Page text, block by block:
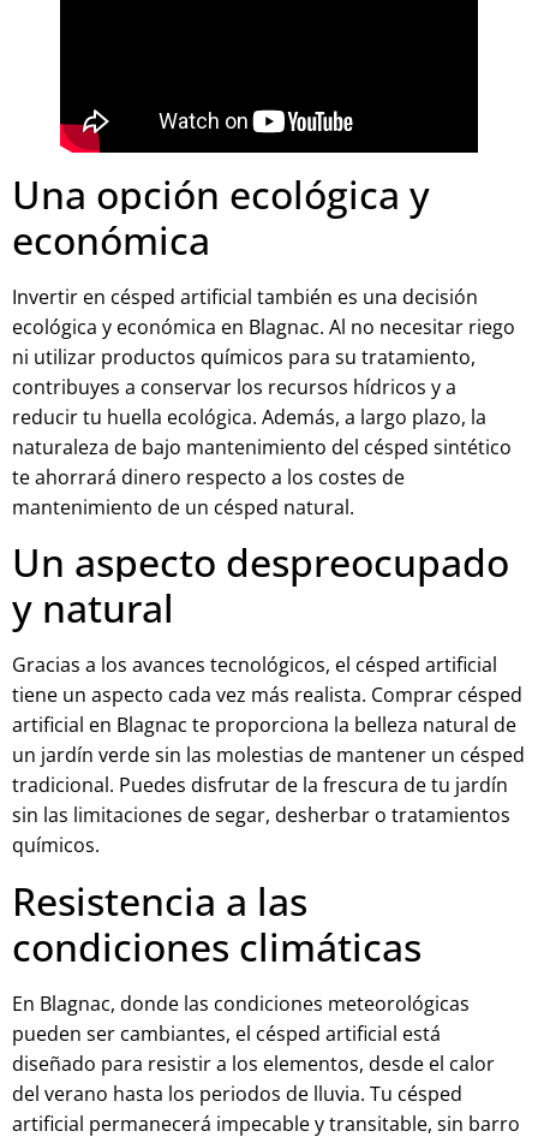
Una opción ecológica y
económica
Invertir en césped artificial también es una decisión
ecológica y económica en Blagnac. Al no necesitar riego
ni utilizar productos químicos para su tratamiento,
contribuyes a conservar los recursos hídricos y a
reducir tu huella ecológica. Además, a largo plazo, la
naturaleza de bajo mantenimiento del césped sintético
te ahorrará dinero respecto a los costes de
mantenimiento de un césped natural.
Un aspecto despreocupado
y natural
Gracias a los avances tecnológicos, el césped artificial
tiene un aspecto cada vez más realista. Comprar césped
artificial en Blagnac te proporciona la belleza natural de
un jardín verde sin las molestias de mantener un césped
tradicional. Puedes disfrutar de la frescura de tu jardín
sin las limitaciones de segar, desherbar o tratamientos
químicos.
Resistencia a las
condiciones climáticas
En Blagnac, donde las condiciones meteorológicas
pueden ser cambiantes, el césped artificial está
diseñado para resistir a los elementos, desde el calor
del verano hasta los periodos de lluvia. Tu césped
artificial permanecerá impecable y transitable, sin barro